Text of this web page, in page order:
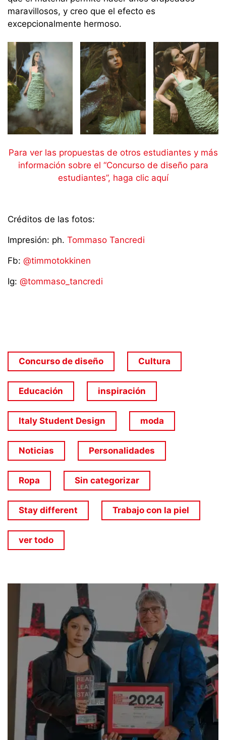
maravillosos, y creo que el efecto es
excepcionalmente hermoso.
Para ver las propuestas de otros estudiantes y más
información sobre el “Concurso de diseño para
estudiantes”, haga clic aquí
Créditos de las fotos:
Impresión: ph. Tommaso Tancredi
Fb: @timmotokkinen
Ig: @tommaso_tancredi
Concurso de diseño Cultura
Educación inspiración
Italy Student Design moda
Noticias Personalidades
Ropa Sin categorizar
Stay different Trabajo con la piel
ver todo